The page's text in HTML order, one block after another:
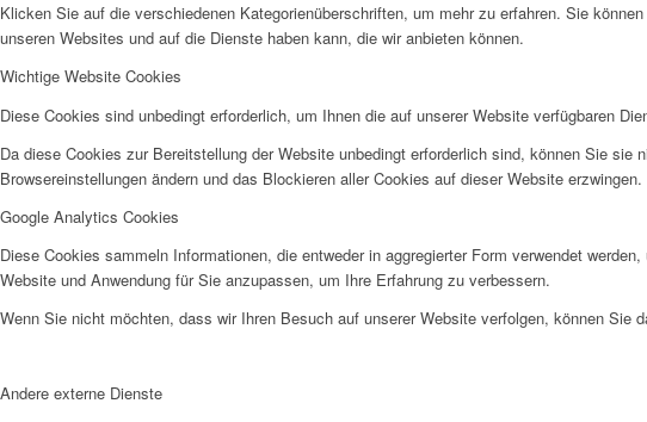
Klicken Sie auf die verschiedenen Kategorienüberschriften, um mehr zu erfahren. Sie
unseren Websites und auf die Dienste haben kann, die wir anbieten können.
Wichtige Website Cookies
Diese Cookies sind unbedingt erforderlich, um Ihnen die auf unserer Website verfügbaren
Da diese Cookies zur Bereitstellung der Website unbedingt erforderlich sind, können Sie
Browsereinstellungen ändern und das Blockieren aller Cookies auf dieser Website erzwingen.
Google Analytics Cookies
Diese Cookies sammeln Informationen, die entweder in aggregierter Form verwendet
Website und Anwendung für Sie anzupassen, um Ihre Erfahrung zu verbessern.
Wenn Sie nicht möchten, dass wir Ihren Besuch auf unserer Website verfolgen, können Sie
Andere externe Dienste